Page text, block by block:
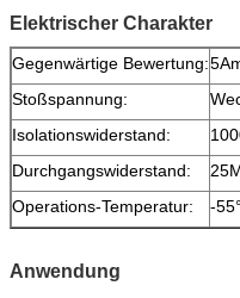
Elektrischer Charakter
Gegenwärtige Bewertung:
Stoßspannung:
Isolationswiderstand:
Durchgangswiderstand:
Operations-Temperatur:
-
Anwendung